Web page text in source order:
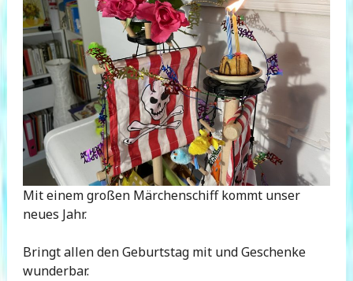
Mit einem großen Märchenschiff kommt unser
neues Jahr.
Bringt allen den Geburtstag mit und Geschenke
wunderbar.